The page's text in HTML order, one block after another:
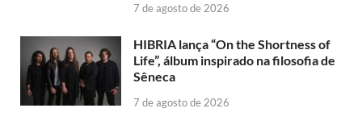
7 de agosto de 2026
HIBRIA lança “On the Shortness of
Life”, álbum inspirado na filosofia de
Sêneca
7 de agosto de 2026